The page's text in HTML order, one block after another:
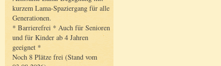
kurzem Lama-Spaziergang für alle
Generationen.
* Barrierefrei * Auch für Senioren
und für Kinder ab 4 Jahren
geeignet *
Noch 8 Plätze frei (Stand vom